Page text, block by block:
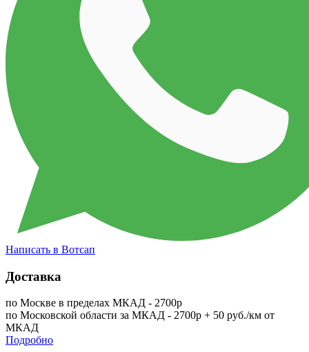
Написать в Вотсап
Доставка
по Москве в пределах МКАД - 2700р
по Московской области за МКАД - 2700р + 50 руб./км от
МКАД
Подробно